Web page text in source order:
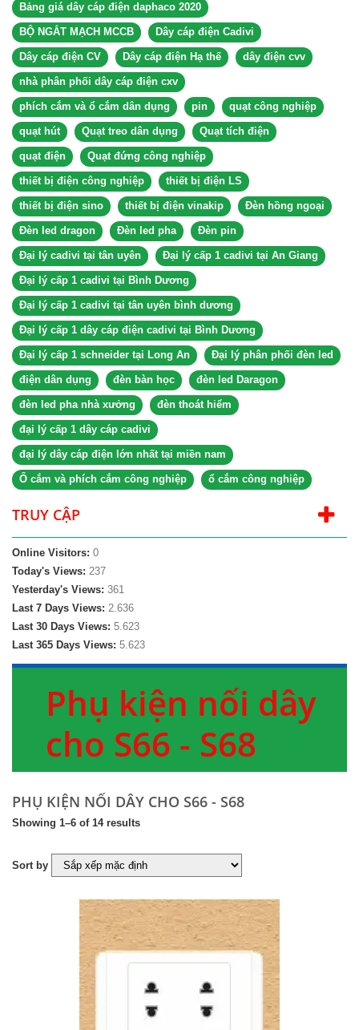
Bảng giá dây cáp điện daphaco 2020
BỘ NGẮT MẠCH MCCB Dây cáp điện Cadivi
Dây cáp điện CV Dây cáp điện Hạ thế dây điện cvv
nhà phân phối dây cáp điện cxv
phích cắm và ổ cắm dân dụng pin quạt công nghiệp
quạt hút Quạt treo dân dụng Quạt tích điện
quạt điện Quạt đứng công nghiệp
thiết bị điện công nghiệp thiết bị điện LS
thiết bị điện sino thiết bị điện vinakip Đèn hồng ngoại
Đèn led dragon Đèn led pha Đèn pin
Đại lý cadivi tại tân uyên Đại lý cấp 1 cadivi tại An Giang
Đại lý cấp 1 cadivi tại Bình Dương
Đại lý cấp 1 cadivi tại tân uyên bình dương
Đại lý cấp 1 dây cáp điện cadivi tại Bình Dương
Đại lý cấp 1 schneider tại Long An Đại lý phân phối đèn led
điện dân dụng đèn bàn học đèn led Daragon
đèn led pha nhà xưởng đèn thoát hiểm
đại lý cấp 1 dây cáp cadivi
đại lý dây cáp điện lớn nhất tại miền nam
Ổ cắm và phích cắm công nghiệp ổ cắm công nghiệp
TRUY CẬP
Online Visitors: 0
Today's Views: 237
Yesterday's Views: 361
Last 7 Days Views: 2.636
Last 30 Days Views: 5.623
Last 365 Days Views: 5.623
Phụ kiện nối dây
cho S66 - S68
PHỤ KIỆN NỐI DÂY CHO S66 - S68
Showing 1–6 of 14 results
Sort by